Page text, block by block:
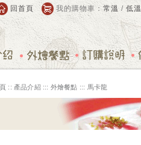
回首頁 我的購物車：常溫 / 低溫
:: 產品介紹 ::: 外燴餐點 ::: 馬卡龍